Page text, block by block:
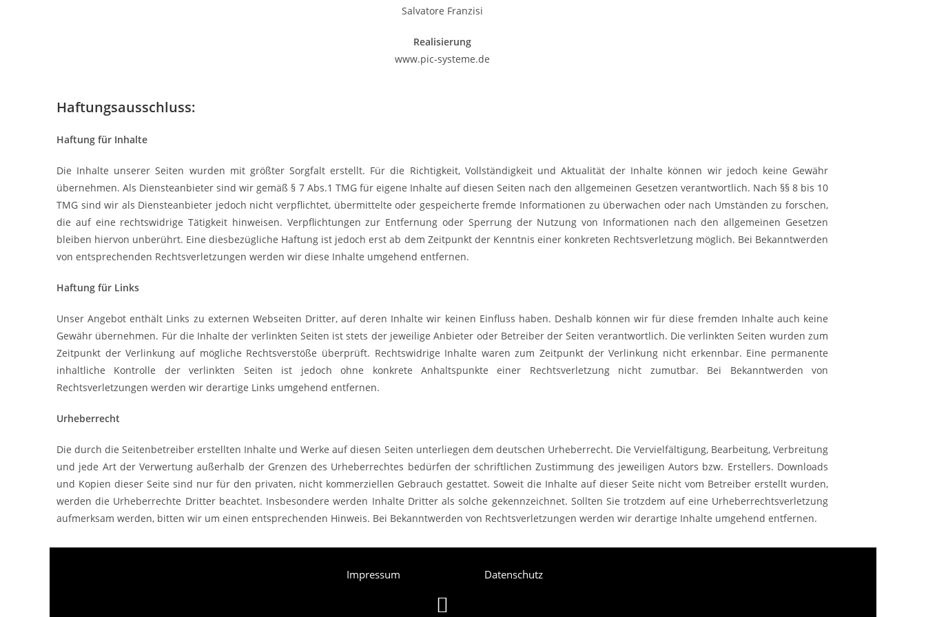
Salvatore Franzisi
Realisierung
www.pic-systeme.de
Haftungsausschluss:
Haftung für Inhalte
Die Inhalte unserer Seiten wurden mit größter Sorgfalt erstellt. Für die Richtigkeit, Vollständigkeit und Aktualität der Inhalte können wir jedoch keine Gewähr
übernehmen. Als Diensteanbieter sind wir gemäß § 7 Abs.1 TMG für eigene Inhalte auf diesen Seiten nach den allgemeinen Gesetzen verantwortlich. Nach §§ 8 bis 10
TMG sind wir als Diensteanbieter jedoch nicht verpflichtet, übermittelte oder gespeicherte fremde Informationen zu überwachen oder nach Umständen zu forschen,
die auf eine rechtswidrige Tätigkeit hinweisen. Verpflichtungen zur Entfernung oder Sperrung der Nutzung von Informationen nach den allgemeinen Gesetzen
bleiben hiervon unberührt. Eine diesbezügliche Haftung ist jedoch erst ab dem Zeitpunkt der Kenntnis einer konkreten Rechtsverletzung möglich. Bei Bekanntwerden
von entsprechenden Rechtsverletzungen werden wir diese Inhalte umgehend entfernen.
Haftung für Links
Unser Angebot enthält Links zu externen Webseiten Dritter, auf deren Inhalte wir keinen Einfluss haben. Deshalb können wir für diese fremden Inhalte auch keine
Gewähr übernehmen. Für die Inhalte der verlinkten Seiten ist stets der jeweilige Anbieter oder Betreiber der Seiten verantwortlich. Die verlinkten Seiten wurden zum
Zeitpunkt der Verlinkung auf mögliche Rechtsverstöße überprüft. Rechtswidrige Inhalte waren zum Zeitpunkt der Verlinkung nicht erkennbar. Eine permanente
inhaltliche Kontrolle der verlinkten Seiten ist jedoch ohne konkrete Anhaltspunkte einer Rechtsverletzung nicht zumutbar. Bei Bekanntwerden von
Rechtsverletzungen werden wir derartige Links umgehend entfernen.
Urheberrecht
Die durch die Seitenbetreiber erstellten Inhalte und Werke auf diesen Seiten unterliegen dem deutschen Urheberrecht. Die Vervielfältigung, Bearbeitung, Verbreitung
und jede Art der Verwertung außerhalb der Grenzen des Urheberrechtes bedürfen der schriftlichen Zustimmung des jeweiligen Autors bzw. Erstellers. Downloads
und Kopien dieser Seite sind nur für den privaten, nicht kommerziellen Gebrauch gestattet. Soweit die Inhalte auf dieser Seite nicht vom Betreiber erstellt wurden,
werden die Urheberrechte Dritter beachtet. Insbesondere werden Inhalte Dritter als solche gekennzeichnet. Sollten Sie trotzdem auf eine Urheberrechtsverletzung
aufmerksam werden, bitten wir um einen entsprechenden Hinweis. Bei Bekanntwerden von Rechtsverletzungen werden wir derartige Inhalte umgehend entfernen.
Impressum Datenschutz